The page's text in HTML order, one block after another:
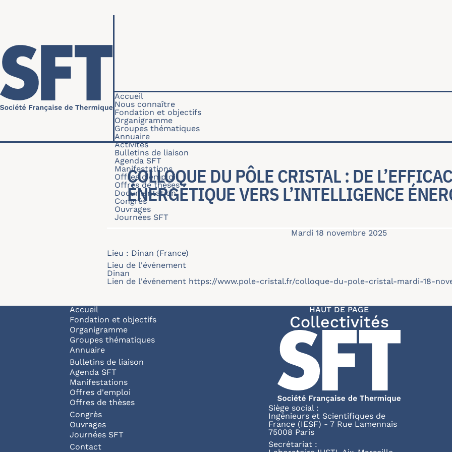
Navigation principale
Accueil
Nous connaître
Fondation et objectifs
Organigramme
Groupes thématiques
Annuaire
Activités
Bulletins de liaison
Agenda SFT
Manifestations
Offres d'emploi
Offres de thèses
Documentation
Congrès
Ouvrages
Journées SFT
COLLOQUE DU PÔLE CRISTAL : DE
ÉNERGÉTIQUE VERS L’INTELLIGENCE
Mardi 18 novembre 2025
Lieu : Dinan (France)
Lieu de l'événement
Dinan
Lien de l'événement https://www.pole-cristal.fr/colloque-du-pole-cristal-mardi-18-
Navigation principale
Accueil
Fondation et objectifs
Organigramme
Groupes thématiques
Annuaire
Bulletins de liaison
Agenda SFT
Manifestations
Offres d'emploi
Offres de thèses
Congrès
Ouvrages
Journées SFT
Contact
HAUT DE PAGE
Collectivités
Siège social :
Ingénieurs et Scientifiques de
France (IESF) - 7 Rue Lamennais
75008 Paris
Secrétariat :